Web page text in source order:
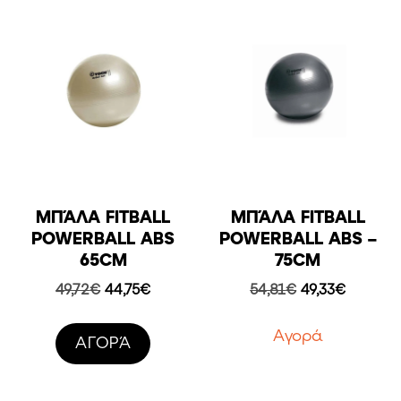
ΜΠΆΛΑ FITBALL
POWERBALL ABS
65CM
49,72€ Original
was:
49,72€.
44,75€Η
είναι:
AΓΟΡΆ
ΜΠΆΛΑ FITBALL
POWERBALL ABS –
75CM
54,81€ Original
was:
54,81€.
49,33€Η
Aγορά